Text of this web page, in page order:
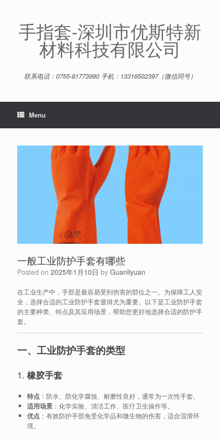
content手指套-深圳市优斯特新
材料科技有限公司
联系电话：0755-81773990 手机：13316502397（微信同号）
Menu
一般工业防护手套有哪些
Posted on 2025年1月10日 by Guanliyuan
在工业生产中，手部是最容易受到伤害的部位之一。为保障工人安
全，选择合适的工业防护手套显得尤为重要。以下是工业防护手套
的主要种类、特点及其应用场景，帮助您更好地选择合适的防护手
套。
一、工业防护手套的类型
1. 橡胶手套
特点：防水、防化学腐蚀、耐磨性良好，通常为一次性手套。
适用场景：化学实验、清洁工作、医疗卫生操作等。
优点：有效防护手部免受化学品和微生物的伤害，适合湿滑环
境。